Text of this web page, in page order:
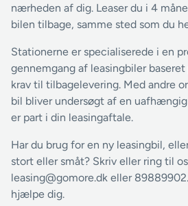
nærheden af dig. Leaser du i 4
bilen tilbage, samme sted som du
Stationerne er specialiserede i en
gennemgang af leasingbiler
krav til tilbagelevering. Med andre
bil bliver undersøgt af en
er part i din leasingaftale.
Har du brug for en ny leasingbil,
stort eller småt? Skriv eller ring til
leasing@gomore.dk eller
hjælpe dig.